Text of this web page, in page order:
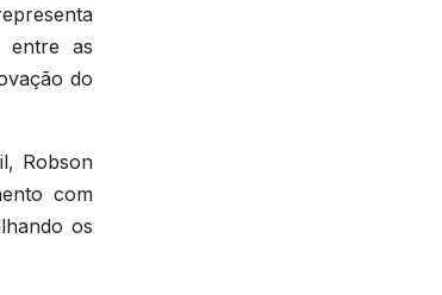
entre as
do
Robson
com
os